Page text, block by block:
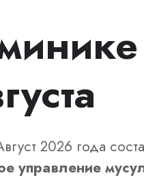
2026 года
управление